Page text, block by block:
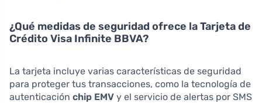
¿Qué medidas de seguridad ofrece la Tarjeta de
Crédito Visa Infinite BBVA?
La tarjeta incluye varias características de seguridad
para proteger tus transacciones, como la tecnología de
autenticación chip EMV y el servicio de alertas por SMS